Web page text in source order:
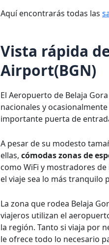
Aquí encontrarás todas las
Vista rápida
Airport(BGN)
El Aeropuerto de Belaja
nacionales y
importante puerta de
A pesar de su modesto
ellas, cómodas zonas de
como WiFi y mostradores
el viaje sea lo más tranquilo
La zona que rodea Belaja
viajeros utilizan el
la región. Tanto si viaja por
le ofrece todo lo necesario